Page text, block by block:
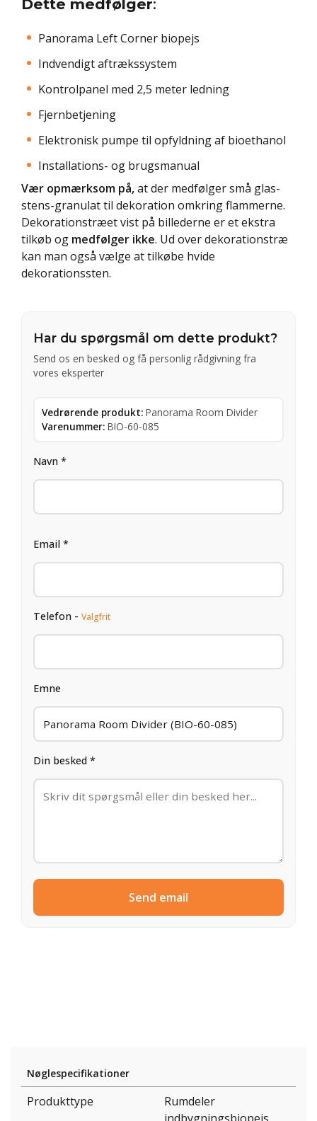
Dette medfølger:
Panorama Left Corner biopejs
Indvendigt aftrækssystem
Kontrolpanel med 2,5 meter ledning
Fjernbetjening
Elektronisk pumpe til opfyldning af bioethanol
Installations- og brugsmanual
Vær opmærksom på,at der medfølger små glas-
stens-granulat til dekoration omkring flammerne.
Dekorationstræet vist på billederne er et ekstra
tilkøb og medfølger ikke. Ud over dekorationstræ
kan man også vælge at tilkøbe hvide
dekorationssten.
Har du spørgsmål om dette produkt?
Send os en besked og få personlig rådgivning fra
vores eksperter
Vedrørende produkt: Panorama Room Divider
Varenummer: BIO-60-085
Navn *
Email *
Telefon - Valgfrit
Emne
Din besked *
Send email
Nøglespecifikationer
Produkttype
Rumdeler